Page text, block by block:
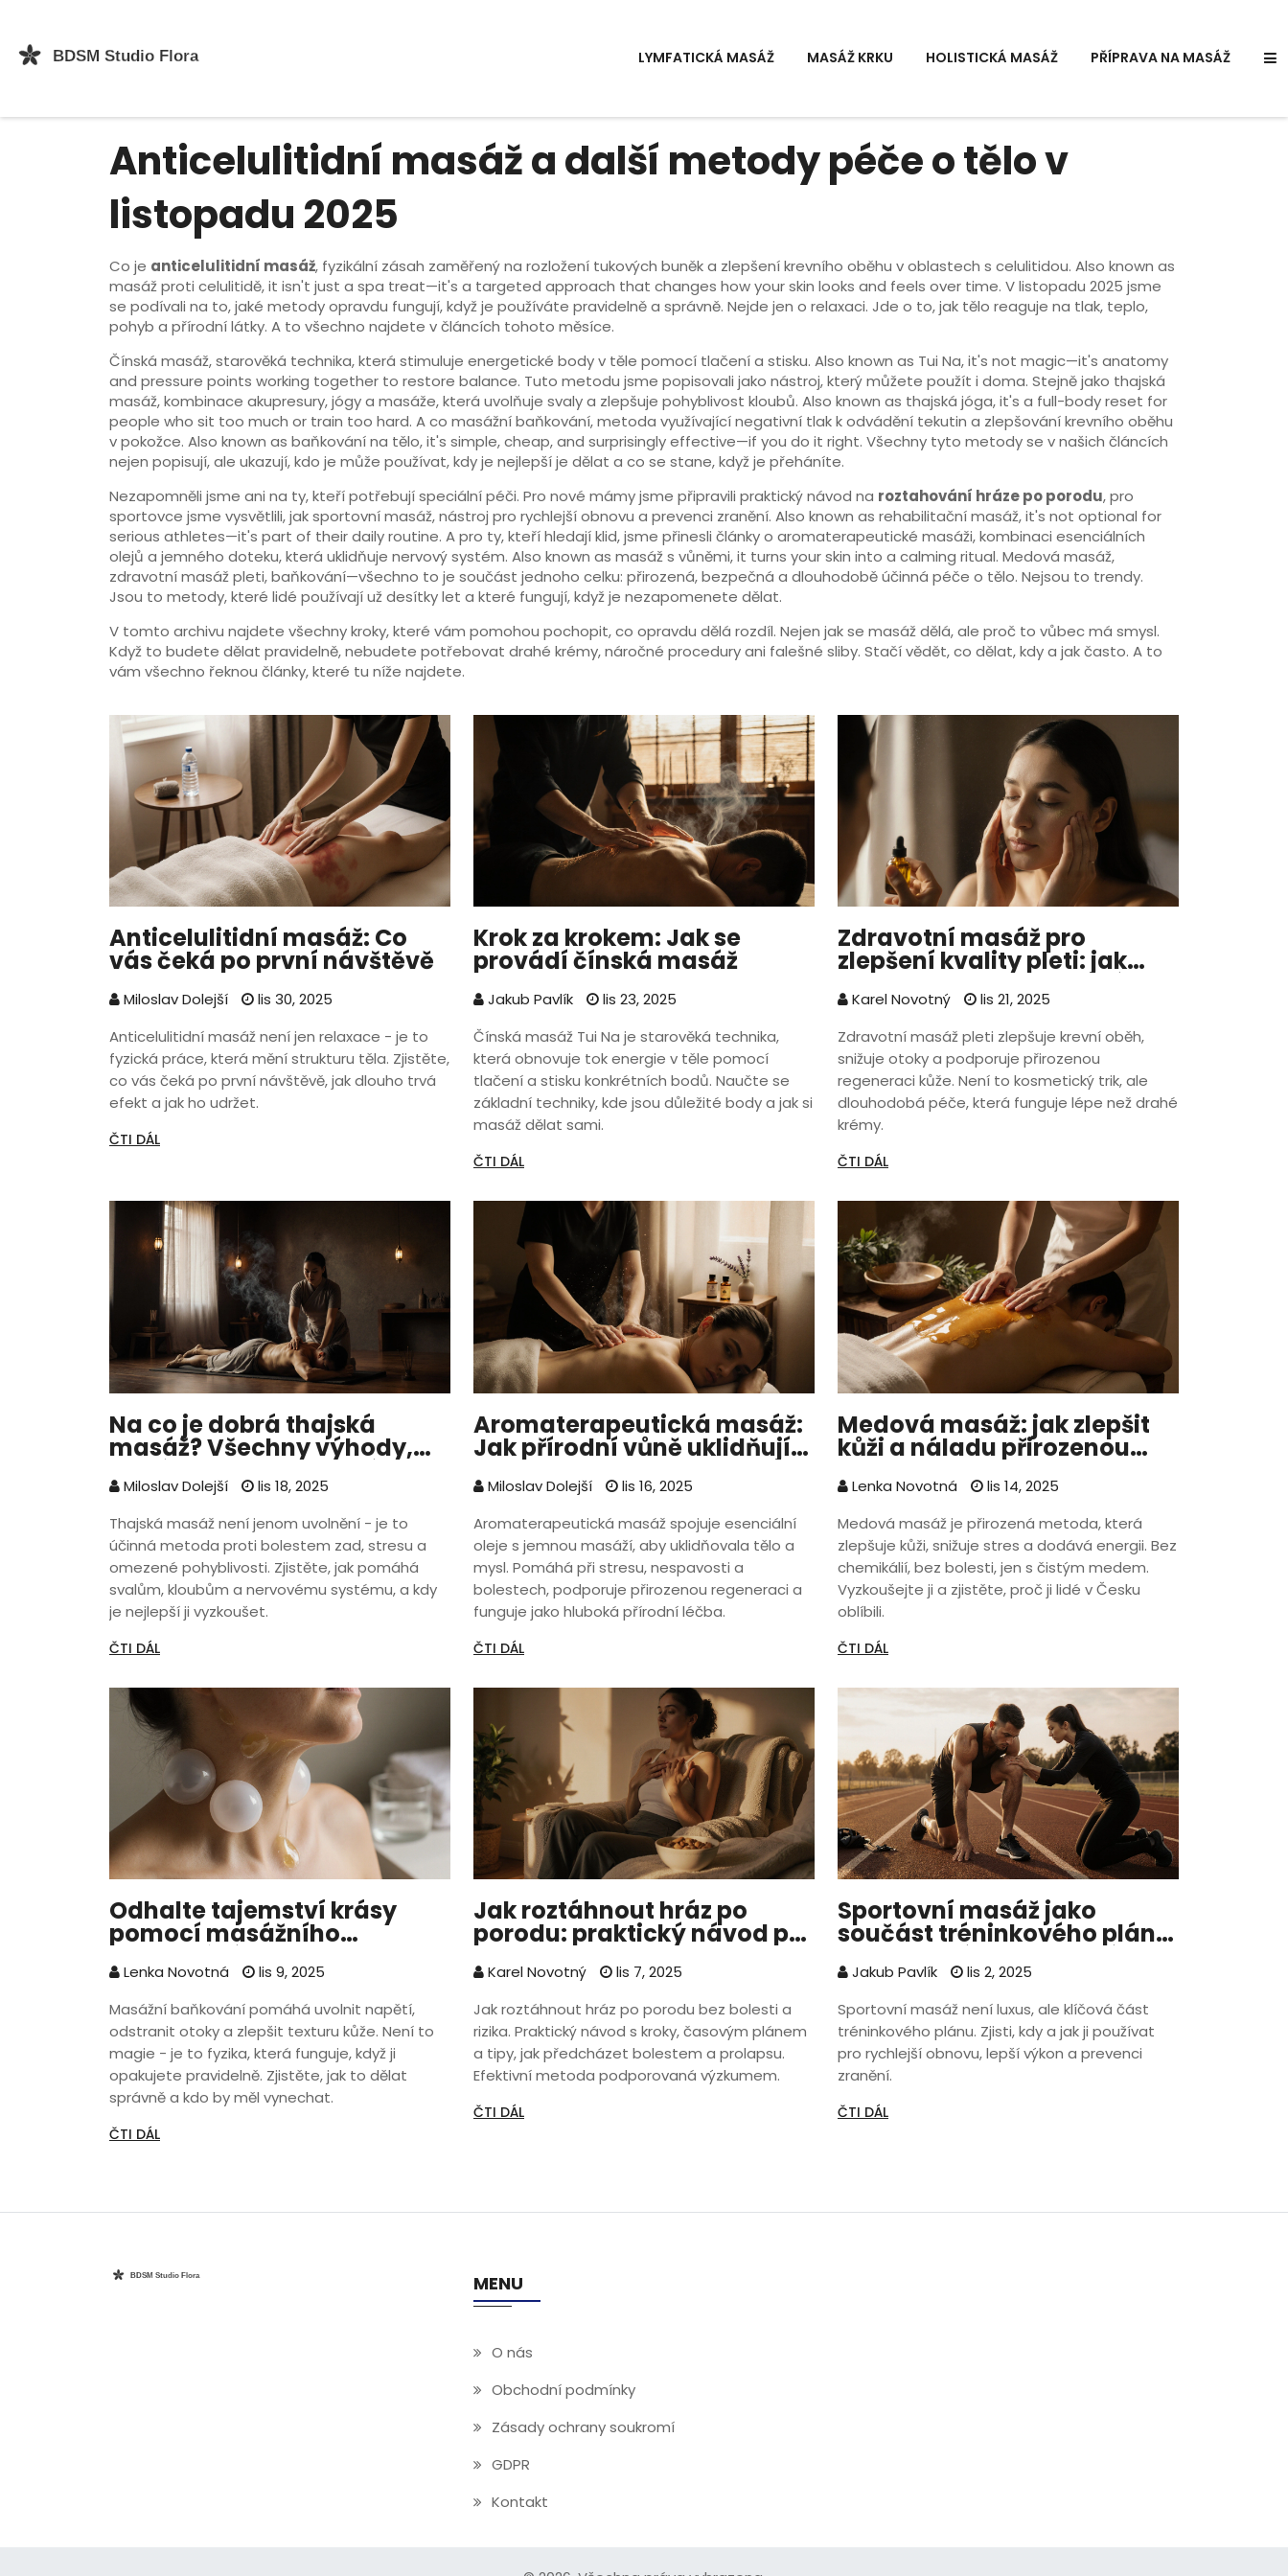
LYMFATICKÁ MASÁŽ MASÁŽ KRKU HOLISTICKÁ MASÁŽ PŘÍPRAVA NA MASÁŽ
Anticelulitidní masáž a další metody péče o tělo v
listopadu 2025
Co je anticelulitidní masáž, fyzikální zásah zaměřený na rozložení tukových buněk a zlepšení krevního oběhu v oblastech s celulitidou. Also known as
masáž proti celulitidě, it isn't just a spa treat—it's a targeted approach that changes how your skin looks and feels over time. V listopadu 2025 jsme
se podívali na to, jaké metody opravdu fungují, když je používáte pravidelně a správně. Nejde jen o relaxaci. Jde o to, jak tělo reaguje na tlak, teplo,
pohyb a přírodní látky. A to všechno najdete v článcích tohoto měsíce.
Čínská masáž,starověká technika, která stimuluje energetické body v těle pomocí tlačení a stisku. Also known as Tui Na, it's not magic—it's anatomy
and pressure points working together to restore balance. Tuto metodu jsme popisovali jako nástroj, který můžete použít i doma. Stejně jako thajská
masáž,kombinace akupresury, jógy a masáže, která uvolňuje svaly a zlepšuje pohyblivost kloubů. Also known as thajská jóga, it's a full-body reset for
people who sit too much or train too hard. A co masážní baňkování,metoda využívající negativní tlak k odvádění tekutin a zlepšování krevního oběhu
v pokožce. Also known as baňkování na tělo, it's simple, cheap, and surprisingly effective—if you do it right. Všechny tyto metody se v našich článcích
nejen popisují, ale ukazují, kdo je může používat, kdy je nejlepší je dělat a co se stane, když je přeháníte.
Nezapomněli jsme ani na ty, kteří potřebují speciální péči. Pro nové mámy jsme připravili praktický návod na roztahování hráze po porodu, pro
sportovce jsme vysvětlili, jaksportovní masáž,nástroj pro rychlejší obnovu a prevenci zranění. Also known as rehabilitační masáž, it's not optional for
serious athletes—it's part of their daily routine. A pro ty, kteří hledají klid, jsme přinesli články o aromaterapeutické masáži,kombinaci esenciálních
olejů a jemného doteku, která uklidňuje nervový systém. Also known as masáž s vůněmi, it turns your skin into a calming ritual. Medová masáž,
zdravotní masáž pleti, baňkování—všechno to je součást jednoho celku: přirozená, bezpečná a dlouhodobě účinná péče o tělo. Nejsou to trendy.
Jsou to metody, které lidé používají už desítky let a které fungují, když je nezapomenete dělat.
V tomto archivu najdete všechny kroky, které vám pomohou pochopit, co opravdu dělá rozdíl. Nejen jak se masáž dělá, ale proč to vůbec má smysl.
Když to budete dělat pravidelně, nebudete potřebovat drahé krémy, náročné procedury ani falešné sliby. Stačí vědět, co dělat, kdy a jak často. A to
vám všechno řeknou články, které tu níže najdete.
Anticelulitidní masáž: Co
vás čeká po první návštěvě
Miloslav Dolejší
lis 30, 2025
Anticelulitidní masáž není jen relaxace - je to
fyzická práce, která mění strukturu těla. Zjistěte,
co vás čeká po první návštěvě, jak dlouho trvá
efekt a jak ho udržet.
ČTI DÁL
Krok za krokem: Jak se
provádí čínská masáž
Jakub Pavlík
lis 23, 2025
Čínská masáž Tui Na je starověká technika,
která obnovuje tok energie v těle pomocí
tlačení a stisku konkrétních bodů. Naučte se
základní techniky, kde jsou důležité body a jak si
masáž dělat sami.
ČTI DÁL
Zdravotní masáž pro
zlepšení kvality pleti: jak
Karel Novotný
lis 21, 2025
Zdravotní masáž pleti zlepšuje krevní oběh,
snižuje otoky a podporuje přirozenou
regeneraci kůže. Není to kosmetický trik, ale
dlouhodobá péče, která funguje lépe než drahé
krémy.
ČTI DÁL
Na co je dobrá thajská
masáž? Všechny výhody,
které skutečně fungují
Miloslav Dolejší
lis 18, 2025
Thajská masáž není jenom uvolnění - je to
účinná metoda proti bolestem zad, stresu a
omezené pohyblivosti. Zjistěte, jak pomáhá
svalům, kloubům a nervovému systému, a kdy
je nejlepší ji vyzkoušet.
ČTI DÁL
Aromaterapeutická masáž:
Jak přírodní vůně uklidňují
tělo a mysl
Miloslav Dolejší
lis 16, 2025
Aromaterapeutická masáž spojuje esenciální
oleje s jemnou masáží, aby uklidňovala tělo a
mysl. Pomáhá při stresu, nespavosti a
bolestech, podporuje přirozenou regeneraci a
funguje jako hluboká přírodní léčba.
ČTI DÁL
Medová masáž: jak zlepšit
kůži a náladu přirozenou
Lenka Novotná
lis 14, 2025
Medová masáž je přirozená metoda, která
zlepšuje kůži, snižuje stres a dodává energii. Bez
chemikálií, bez bolesti, jen s čistým medem.
Vyzkoušejte ji a zjistěte, proč ji lidé v Česku
oblíbili.
ČTI DÁL
Odhalte tajemství krásy
pomocí masážního
baňkování: jak to funguje a
proč to funguje skutečně
Lenka Novotná
lis 9, 2025
Masážní baňkování pomáhá uvolnit napětí,
odstranit otoky a zlepšit texturu kůže. Není to
magie - je to fyzika, která funguje, když ji
opakujete pravidelně. Zjistěte, jak to dělat
správně a kdo by měl vynechat.
ČTI DÁL
Jak roztáhnout hráz po
porodu: praktický návod pro
bezpečnou obnovu
Karel Novotný
lis 7, 2025
Jak roztáhnout hráz po porodu bez bolesti a
rizika. Praktický návod s kroky, časovým plánem
a tipy, jak předcházet bolestem a prolapsu.
Efektivní metoda podporovaná výzkumem.
ČTI DÁL
Sportovní masáž jako
součást tréninkového plánu:
Jak ji používat pro lepší
výkon a rychlejší obnovu
Jakub Pavlík
lis 2, 2025
Sportovní masáž není luxus, ale klíčová část
tréninkového plánu. Zjisti, kdy a jak ji používat
pro rychlejší obnovu, lepší výkon a prevenci
zranění.
ČTI DÁL
MENU
O nás
Obchodní podmínky
Zásady ochrany soukromí
GDPR
Kontakt